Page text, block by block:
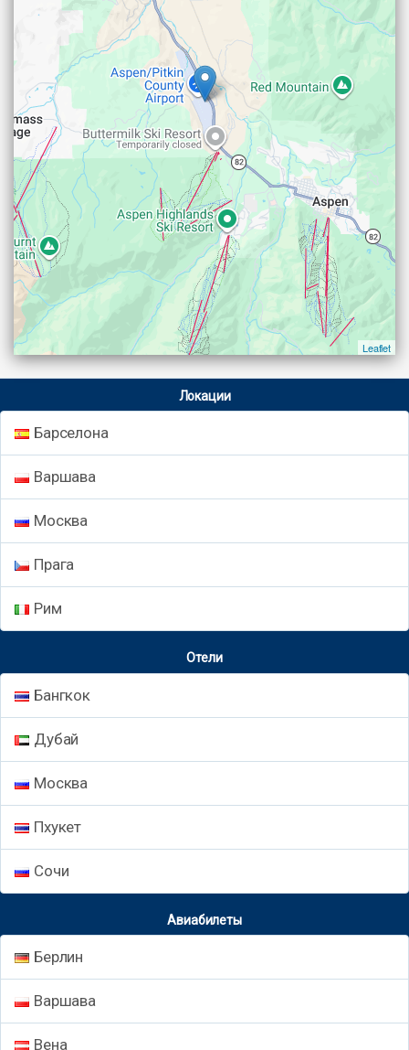
Leaflet
Локации
Барселона
Варшава
Москва
Прага
Рим
Отели
Бангкок
Дубай
Москва
Пхукет
Сочи
Авиабилеты
Берлин
Варшава
Вена